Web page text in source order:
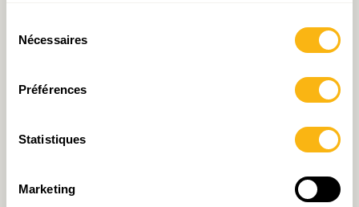
Nécessaires
Préférences
Statistiques
Marketing
6% en 2021 et de 3.5% en 2022), les émissions
progresseraient de 2,5% en 2021 et en 2022.
Cette hausse cumulée serait toutefois encore
compatible avec la trajectoire des engagements